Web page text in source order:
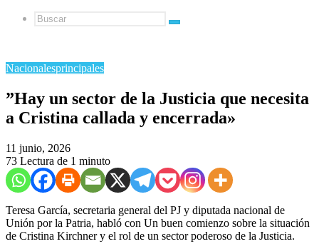
Buscar
Nacionalesprincipales
​”Hay un sector de la Justicia que necesita
a Cristina callada y encerrada»
11 junio, 2026
73 Lectura de 1 minuto
Teresa García, secretaria general del PJ y diputada nacional de
Unión por la Patria, habló con Un buen comienzo sobre la situación
de Cristina Kirchner y el rol de un sector poderoso de la Justicia.